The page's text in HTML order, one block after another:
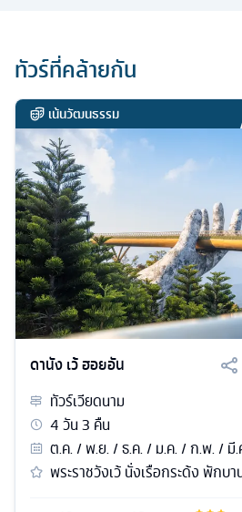
ทัวร์ที่คล้ายกัน
เน้นวัฒนธรรม
ดานัง เว้ ฮอยอัน
ทัวร์เวียดนาม
4วัน3 คืน
ต.ค. / พ.ย. / ธ.ค. / ม.ค. / ก.พ. / มี.
พระราชวังเว้ นั่งเรือกระด้ง พักบา